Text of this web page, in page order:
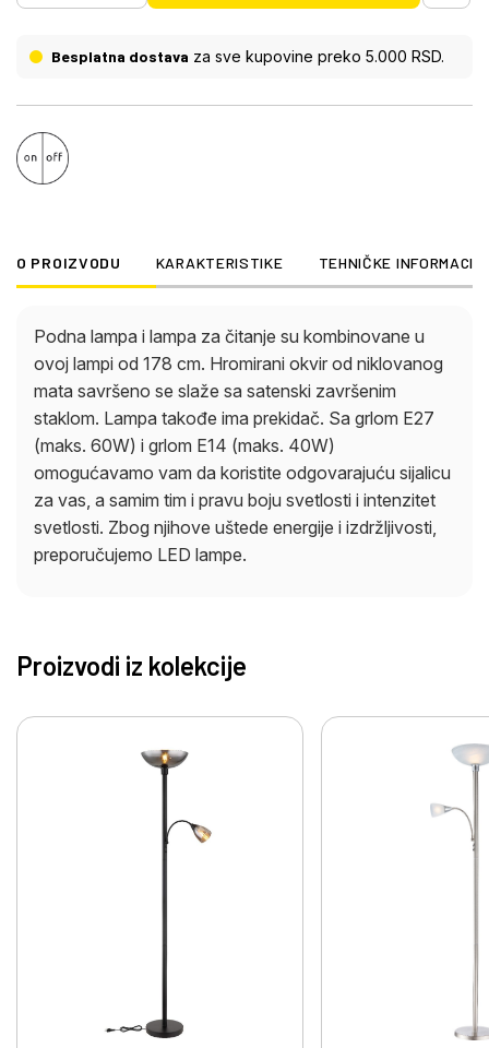
Besplatna dostava za sve kupovine preko 5.000 RSD.
O PROIZVODU KARAKTERISTIKE TEHNIČKE
Podna lampa i lampa za čitanje su kombinovane u
ovoj lampi od 178 cm. Hromirani okvir od niklovanog
mata savršeno se slaže sa satenski završenim
staklom. Lampa takođe ima prekidač. Sa grlom E27
(maks. 60W) i grlom E14 (maks. 40W)
omogućavamo vam da koristite odgovarajuću sijalicu
za vas, a samim tim i pravu boju svetlosti i intenzitet
svetlosti. Zbog njihove uštede energije i izdržljivosti,
preporučujemo LED lampe.
Proizvodi iz kolekcije